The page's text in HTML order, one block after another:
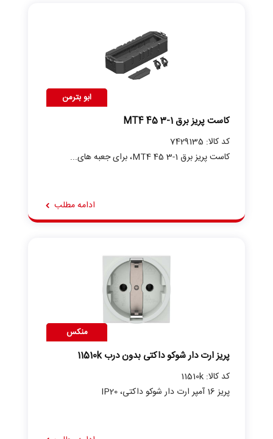
ابو بترمن
کاست پریز برق MT4 45 3-1
کد کالا: 7429135
کاست پریز برق MT4 45 3-1، برای جعبه های...
ادامه مطلب
منکس
پریز ارت دار شوکو داکتی بدون درب 11510k
کد کالا: 11510k
پریز 16 آمپر ارت دار شوکو داکتی، IP20